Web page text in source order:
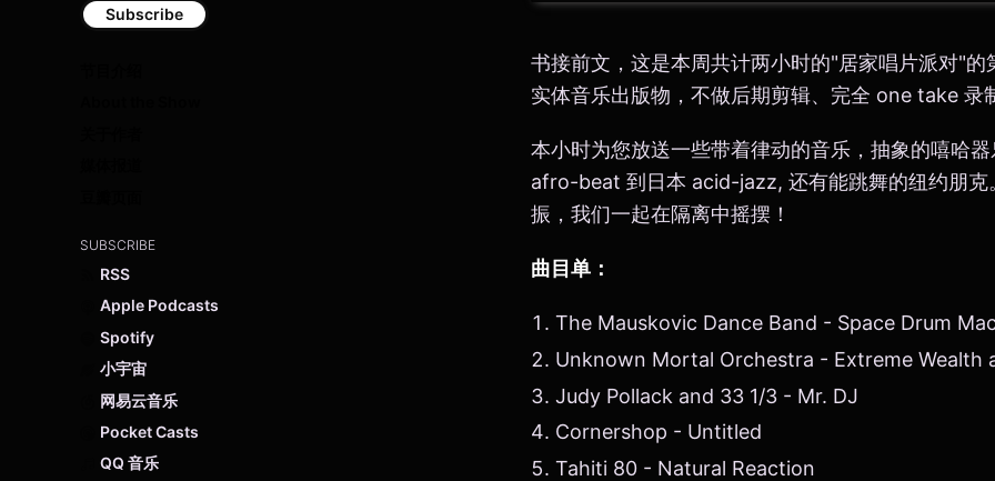
Subscribe
SUBSCRIBE
RSS
Apple Podcasts
Spotify
小宇宙
网易云音乐
Pocket Casts
QQ 音乐
书接前文，这是本周共计两小时的"居家唱片派对"
实体音乐出版物，不做后期剪辑、完全 one take 录
本小时为您放送一些带着律动的音乐，抽象的嘻哈
afro-beat 到日本 acid-jazz, 还有能跳舞的纽约朋克
振，我们一起在隔离中摇摆！
曲目单：
The Mauskovic Dance Band - Space Drum
Unknown Mortal Orchestra - Extreme Wealth
Judy Pollack and 33 1/3 - Mr. DJ
Cornershop - Untitled
Tahiti 80 - Natural Reaction